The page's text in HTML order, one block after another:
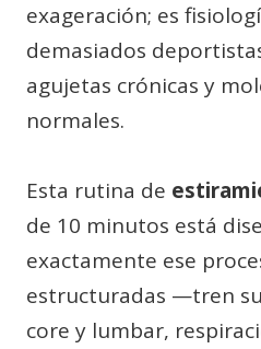
exageración; es
demasiados
agujetas crónicas y
normales.
Esta rutina de
de 10 minutos está
exactamente ese
estructuradas —tren
core y lumbar,